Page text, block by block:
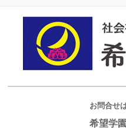
お問合せ
希望学